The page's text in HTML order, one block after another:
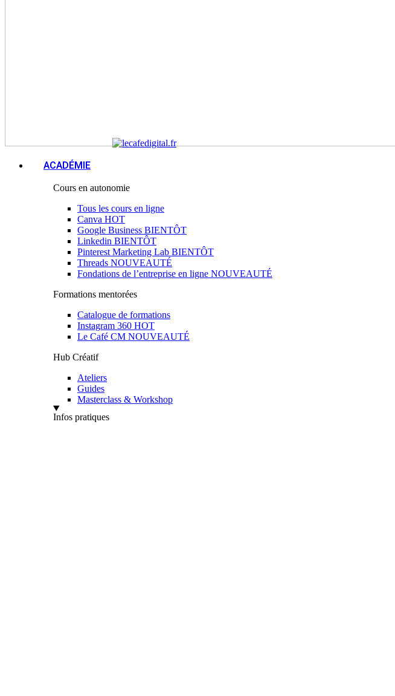
ACADÉMIE
Cours en autonomie
Tous les cours en ligne
Canva HOT
Google Business BIENTÔT
Linkedin BIENTÔT
Pinterest Marketing Lab BIENTÔT
Threads NOUVEAUTÉ
Fondations de l’entreprise en ligne NOUVEAUTÉ
Formations mentorées
Catalogue de formations
Instagram 360 HOT
Le Café CM NOUVEAUTÉ
Hub Créatif
Ateliers
Guides
Masterclass & Workshop
Infos pratiques